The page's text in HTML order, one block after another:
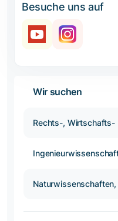
Besuche uns auf
Wir suchen
Rechts-, Wirtschafts-